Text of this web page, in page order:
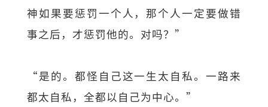
神如果要惩罚一个人，那个人一定要做错
事之后，才惩罚他的。对吗？”
“是的。都怪自己这一生太自私。一路来
都太自私，全都以自己为中心。”